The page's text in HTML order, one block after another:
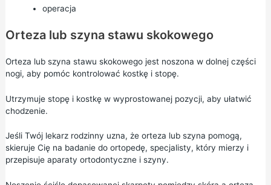
operacja
Orteza lub szyna stawu skokowego
Orteza lub szyna stawu skokowego jest noszona w dolnej części
nogi, aby pomóc kontrolować kostkę i stopę.
Utrzymuje stopę i kostkę w wyprostowanej pozycji, aby ułatwić
chodzenie.
Jeśli Twój lekarz rodzinny uzna, że orteza lub szyna pomogą,
skieruje Cię na badanie do ortopedę, specjalisty, który mierzy i
przepisuje aparaty ortodontyczne i szyny.